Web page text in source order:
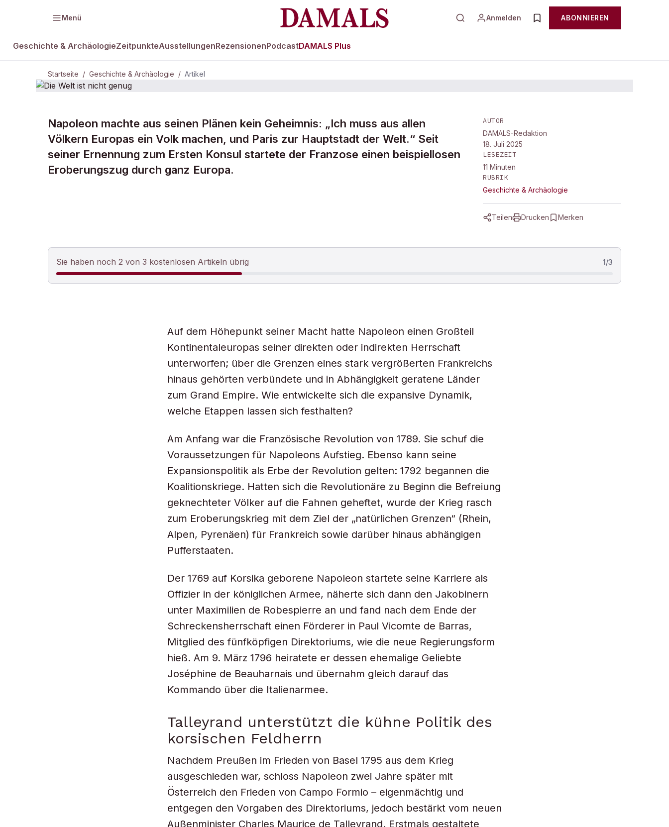
Menü Anmelden ABONNIEREN
Geschichte & ArchäologieZeitpunkteAusstellungenRezensionenPodcastDAMALS Plus
Startseite / Geschichte & Archäologie / Artikel
DAMALS PlusGESCHICHTE & ARCHÄOLOGIE
Die Welt ist nicht
genug
Napoleon machte aus seinen Plänen kein Geheimnis: „Ich muss aus allen
Völkern Europas ein Volk machen, und Paris zur Hauptstadt der Welt.“ Seit
seiner Ernennung zum Ersten Konsul startete der Franzose einen beispiellosen
Eroberungszug durch ganz Europa.
AUTOR
DAMALS-Redaktion
18. Juli 2025
LESEZEIT
11 Minuten
RUBRIK
Geschichte & Archäologie
Teilen Drucken Merken
Sie haben noch 2 von 3 kostenlosen Artikeln übrig 1/3
Auf dem Höhepunkt seiner Macht hatte Napoleon einen Großteil
Kontinentaleuropas seiner direkten oder indirekten Herrschaft
unterworfen; über die Grenzen eines stark vergrößerten Frankreichs
hinaus gehörten verbündete und in Abhängigkeit geratene Länder
zum Grand Empire. Wie entwickelte sich die expansive Dynamik,
welche Etappen lassen sich festhalten?
Am Anfang war die Französische Revolution von 1789. Sie schuf die
Voraussetzungen für Napoleons Aufstieg. Ebenso kann seine
Expansionspolitik als Erbe der Revolution gelten: 1792 begannen die
Koalitionskriege. Hatten sich die Revolutionäre zu Beginn die Befreiung
geknechteter Völker auf die Fahnen geheftet, wurde der Krieg rasch
zum Eroberungskrieg mit dem Ziel der „natürlichen Grenzen“ (Rhein,
Alpen, Pyrenäen) für Frankreich sowie darüber hinaus abhängigen
Pufferstaaten.
Der 1769 auf Korsika geborene Napoleon startete seine Karriere als
Offizier in der königlichen Armee, näherte sich dann den Jakobinern
unter Maximilien de Robespierre an und fand nach dem Ende der
Schreckensherrschaft einen Förderer in Paul Vicomte de Barras,
Mitglied des fünfköpfigen Direktoriums, wie die neue Regierungsform
hieß. Am 9. März 1796 heiratete er dessen ehemalige Geliebte
Joséphine de Beauharnais und übernahm gleich darauf das
Kommando über die Italienarmee.
Talleyrand unterstützt die kühne Politik des
korsischen Feldherrn
Nachdem Preußen im Frieden von Basel 1795 aus dem Krieg
ausgeschieden war, schloss Napoleon zwei Jahre später mit
Österreich den Frieden von Campo Formio – eigenmächtig und
entgegen den Vorgaben des Direktoriums, jedoch bestärkt vom neuen
Außenminister Charles Maurice de Talleyrand. Erstmals gestaltete